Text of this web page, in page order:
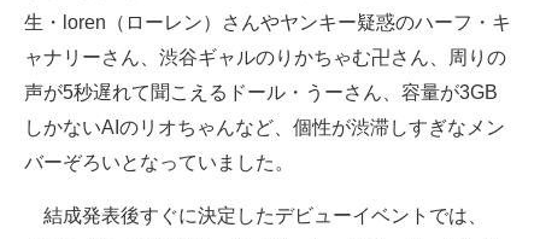
生・loren（ローレン）さんやヤンキー疑惑のハーフ・キ
ャナリーさん、渋谷ギャルのりかちゃむ卍さん、周りの
声が5秒遅れて聞こえるドール・うーさん、容量が3GB
しかないAIのリオちゃんなど、個性が渋滞しすぎなメン
バーぞろいとなっていました。
結成発表後すぐに決定したデビューイベントでは、